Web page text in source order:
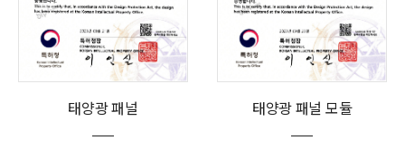
태양광 패널 태양광 패널 모듈